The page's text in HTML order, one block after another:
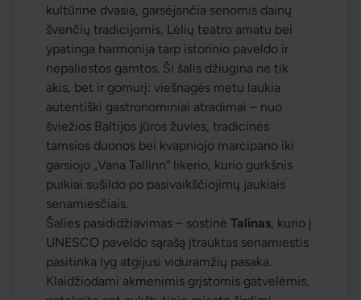
kultūrine dvasia, garsėjančia senomis dainų
švenčių tradicijomis, Lėlių teatro amatu bei
ypatinga harmonija tarp istorinio paveldo ir
nepaliestos gamtos. Ši šalis džiugina ne tik
akis, bet ir gomurį: viešnagės metu laukia
autentiški gastronominiai atradimai – nuo
šviežios Baltijos jūros žuvies, tradicinės
tamsios duonos bei kvapniojo marcipano iki
garsiojo „Vana Tallinn“ likerio, kurio gurkšnis
puikiai sušildo po pasivaikščiojimų jaukiais
senamiesčiais.
Šalies pasididžiavimas – sostinė Talinas, kurio į
UNESCO paveldo sąrašą įtrauktas senamiestis
pasitinka lyg atgijusi viduramžių pasaka.
Klaidžiodami akmenimis grįstomis gatvelėmis,